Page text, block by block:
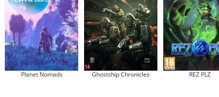
Planet Nomads Ghostship Chronicles REZ PLZ